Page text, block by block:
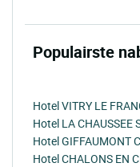
Populairste
Hotel VITRY LE
Hotel LA CHAUSSEE
Hotel GIFFAUMONT
Hotel CHALONS EN